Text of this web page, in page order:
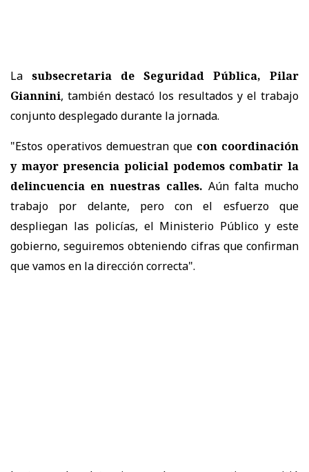
La subsecretaria de Seguridad Pública, Pilar
Giannini, también destacó los resultados y el trabajo
conjunto desplegado durante la jornada.
"Estos operativos demuestran que con coordinación
y mayor presencia policial podemos combatir la
delincuencia en nuestras calles. Aún falta mucho
trabajo por delante, pero con el esfuerzo que
despliegan las policías, el Ministerio Público y este
gobierno, seguiremos obteniendo cifras que confirman
que vamos en la dirección correcta".